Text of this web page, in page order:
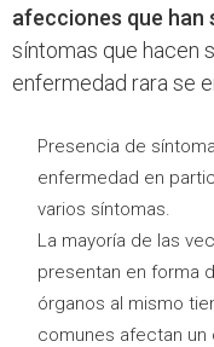
afecciones que han
síntomas que hacen
enfermedad rara se
Presencia de
enfermedad en
varios síntomas.
La mayoría de las
presentan en forma
órganos al mismo
comunes afectan un